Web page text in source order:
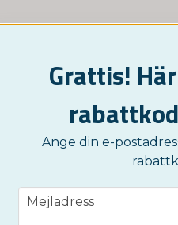
199 kr 129 kr
Grattis!
Ange din e-
email
Mejladress